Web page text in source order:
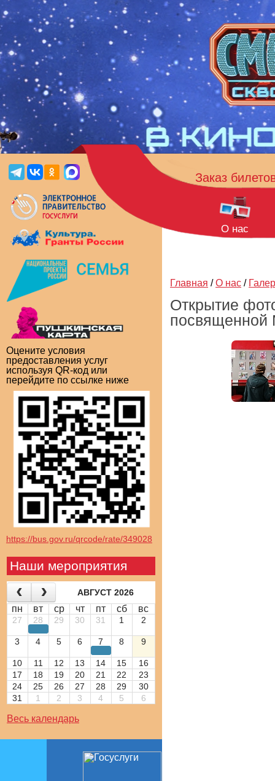
Оцените условия
предоставления услуг
используя QR-код или
перейдите по ссылке ниже
https://bus.gov.ru/qrcode/rate/349028
Наши мероприятия
АВГУСТ 2026
пн вт ср чт пт сб вс
27 28 29 30 31 1 2
3 4 5 6 7 8 9
10 11 12 13 14 15
16
17
18 19 20 21 22
23
24
25 26 27 28 29
30
31
1 2 3 4 5 6
Весь календарь
Заказ
О нас
Главная / О нас /
Открытие
посвященной